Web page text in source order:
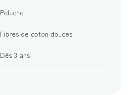
Peluche
Fibres de coton douces
Dès 3 ans